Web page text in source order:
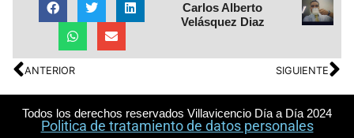
Carlos Alberto
Velásquez Diaz
ANTERIOR SIGUIENTE
Todos los derechos reservados Villavicencio Día a Día 2024
Politica de tratamiento de datos personales